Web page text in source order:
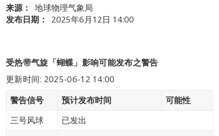
来源：
地球物理气象局
发布日期：
2025年6月12日 14:00
受热带气旋「蝴蝶」影响可能发布之警告
更新时间: 2025-06-12 14:00
警告信号
预计发布时间
可能性
三号风球
已发出